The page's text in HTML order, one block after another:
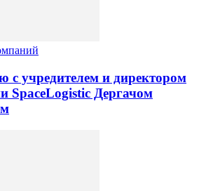
с учредителем и директором
SpaceLogistic Дергачом